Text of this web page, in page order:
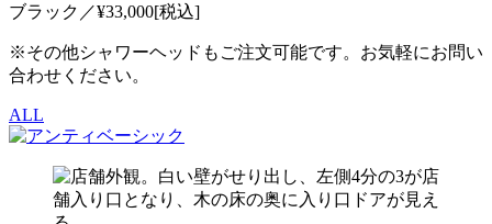
ブラック／¥33,000[税込]
※その他シャワーヘッドもご注文可能です。お気軽にお問い
合わせください。
ALL